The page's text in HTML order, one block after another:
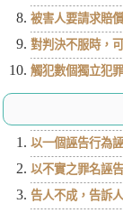
被害人要請求賠
對判決不服時，
觸犯數個獨立犯
以一個誣告行為
以不實之罪名誣
告人不成，告訴